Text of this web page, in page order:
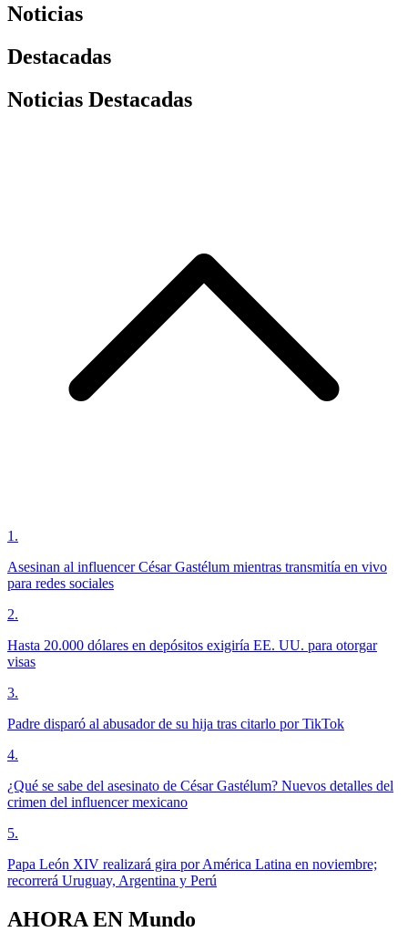
Noticias
Destacadas
Noticias Destacadas
1 .
Asesinan al influencer César Gastélum mientras transmitía en vivo
para redes sociales
2.
Hasta 20.000 dólares en depósitos exigiría EE. UU. para otorgar
visas
3.
Padre disparó al abusador de su hija tras citarlo por TikTok
4.
¿Qué se sabe del asesinato de César Gastélum? Nuevos detalles del
crimen del influencer mexicano
5.
Papa León XIV realizará gira por América Latina en noviembre;
recorrerá Uruguay, Argentina y Perú
AHORA EN Mundo